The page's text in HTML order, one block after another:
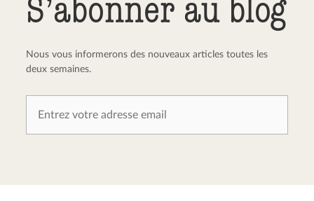
S’abonner au blog
Nous vous informerons des nouveaux articles toutes les
deux semaines.